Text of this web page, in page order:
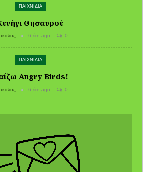
ΠΑΙΧΝΙΔΙΑ
Θησαυρού
6 έτη ago 0
ΠΑΙΧΝΙΔΙΑ
Angry Birds!
6 έτη ago 0